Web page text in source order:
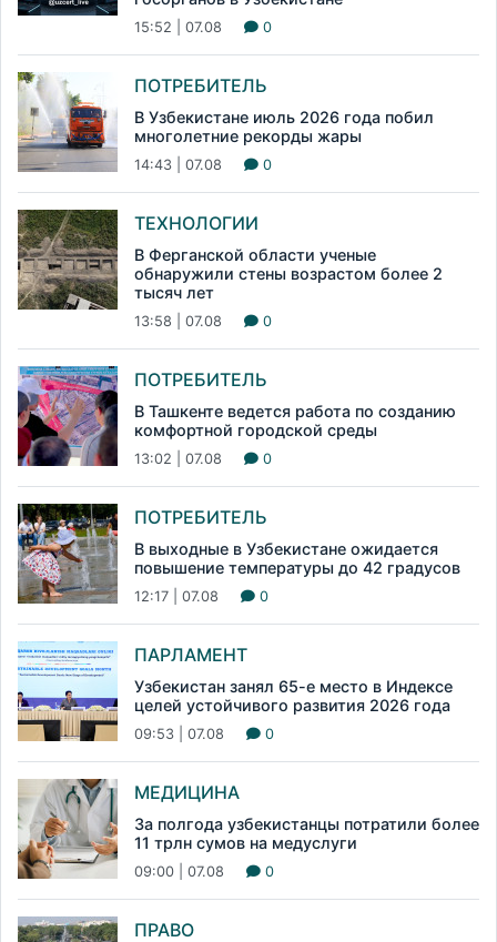
15:52 | 07.08 0
ПОТРЕБИТЕЛЬ
В Узбекистане июль 2026 года побил
многолетние рекорды жары
14:43 | 07.08 0
ТЕХНОЛОГИИ
В Ферганской области ученые
обнаружили стены возрастом более 2
тысяч лет
13:58 | 07.08 0
ПОТРЕБИТЕЛЬ
В Ташкенте ведется работа по созданию
комфортной городской среды
13:02 | 07.08 0
ПОТРЕБИТЕЛЬ
В выходные в Узбекистане ожидается
повышение температуры до 42 градусов
12:17 | 07.08 0
ПАРЛАМЕНТ
Узбекистан занял 65-е место в Индексе
целей устойчивого развития 2026 года
09:53 | 07.08 0
МЕДИЦИНА
За полгода узбекистанцы потратили более
11 трлн сумов на медуслуги
09:00 | 07.08 0
ПРАВО